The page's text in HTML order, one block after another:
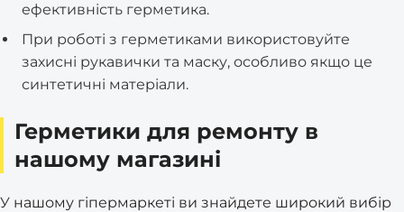
ефективність герметика.
При роботі з герметиками використовуйте
захисні рукавички та маску, особливо якщо це
синтетичні матеріали.
Герметики для ремонту в
нашому магазині
У нашому гіпермаркеті ви знайдете широкий вибір